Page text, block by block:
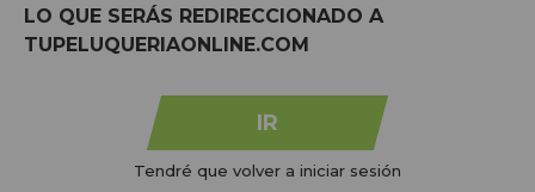
LO QUE SERÁS REDIRECCIONADO A
TUPELUQUERIAONLINE.COM
IR
Tendré que volver a iniciar sesión